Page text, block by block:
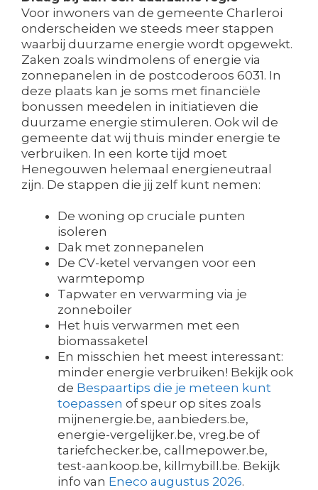
Voor inwoners van de gemeente Charleroi
onderscheiden we steeds meer stappen
waarbij duurzame energie wordt opgewekt.
Zaken zoals windmolens of energie via
zonnepanelen in de postcoderoos 6031. In
deze plaats kan je soms met financiële
bonussen meedelen in initiatieven die
duurzame energie stimuleren. Ook wil de
gemeente dat wij thuis minder energie te
verbruiken. In een korte tijd moet
Henegouwen helemaal energieneutraal
zijn. De stappen die jij zelf kunt nemen:
De woning op cruciale punten
isoleren
Dak met zonnepanelen
De CV-ketel vervangen voor een
warmtepomp
Tapwater en verwarming via je
zonneboiler
Het huis verwarmen met een
biomassaketel
En misschien het meest interessant:
minder energie verbruiken! Bekijk ook
de Bespaartips die je meteen kunt
toepassen of speur op sites zoals
mijnenergie.be, aanbieders.be,
energie-vergelijker.be, vreg.be of
tariefchecker.be, callmepower.be,
test-aankoop.be, killmybill.be. Bekijk
info van Eneco augustus 2026.